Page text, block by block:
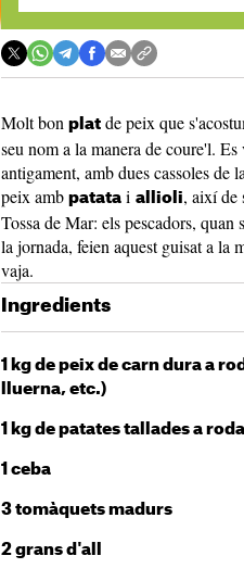
Molt bon plat de peix que
seu nom a la manera de coure'l.
antigament, amb dues cassoles de
peix amb patata i allioli, així
Tossa de Mar: els pescadors,
la jornada, feien aquest guisat a la
vaja.
Ingredients
1 kg de peix de carn dura a
lluerna, etc.)
1 kg de patates tallades a
1 ceba
3 tomàquets madurs
2 grans d'all